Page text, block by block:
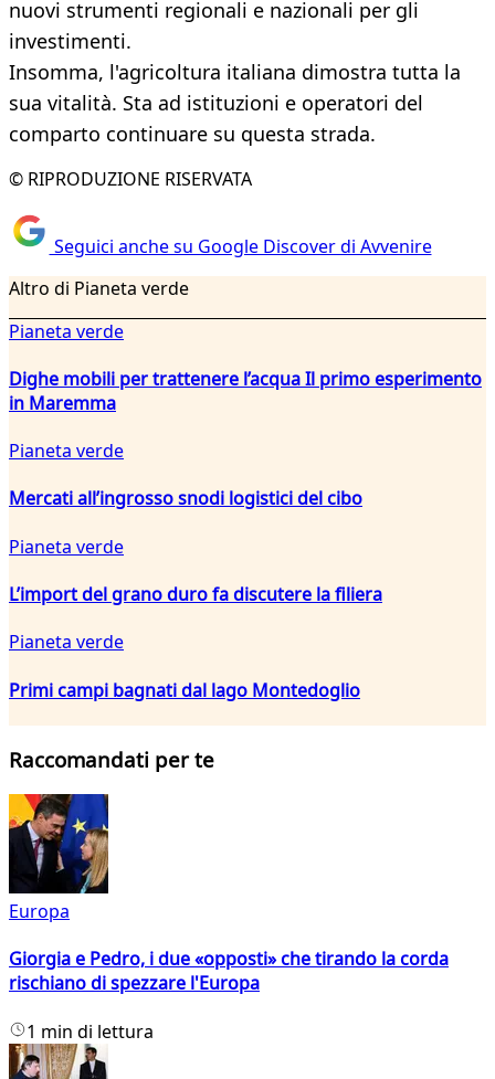
nuovi strumenti regionali e nazionali per gli
investimenti.
Insomma, l'agricoltura italiana dimostra tutta la
sua vitalità. Sta ad istituzioni e operatori del
comparto continuare su questa strada.
© RIPRODUZIONE RISERVATA
Seguici anche su Google Discover di Avvenire
Altro di Pianeta verde
Pianeta verde
Dighe mobili per trattenere l’acqua Il primo esperimento
in Maremma
Pianeta verde
Mercati all’ingrosso snodi logistici del cibo
Pianeta verde
L’import del grano duro fa discutere la filiera
Pianeta verde
Primi campi bagnati dal lago Montedoglio
Raccomandati per te
Europa
Giorgia e Pedro, i due «opposti» che tirando la corda
rischiano di spezzare l'Europa
1 min di lettura